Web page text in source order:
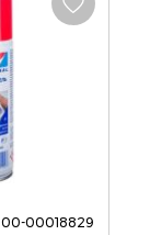
00-00018829